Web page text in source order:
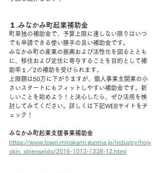
１.みなかみ町起業補助金
町単独の補助金で、予算上限に達しない限りはいつ
でも申請できる使い勝手の良い補助金です。
みなかみ町の産業の振興および活性化を図るととも
に、移住および定住に寄与することを目的として補
助率１／2の補助を受けられます。
上限額は50万に下がりますが、個人事業主開業の小
さいスタートにもフィットしやすい補助金です。新
しいことを始めよう！と決心したら、ぜひ活用を検
討してみてください。詳しくは下記WEBサイトをチ
ェック！
みなかみ町起業支援事業補助金
https://www.town.minakami.gunma.jp/industry/hojy
okin_shienseido/2016-1013-1338-12.html